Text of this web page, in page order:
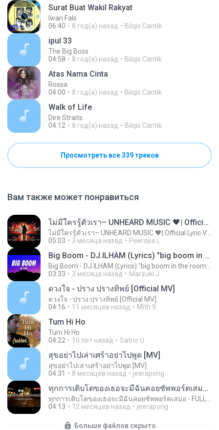
Surat Buat Wakil Rakyat
Iwan Fals
06:40
8 год(а) назад Bilqis Cantik
ipul 33
The Big Boss
04:58
8 год(а) назад Bilqis Cantik
Atas Nama Cinta
Rossa
04:00
8 год(а) назад Bilqis Cantik
Walk of Life
Dire Straits
04:12
8 год(а) назад Bilqis Cantik
Просмотреть все 339 треков
Вам также может понравиться
ไม่มีใครรู้ตัวเรา– UNHEARD MUSIC 🖤| Official Lyric Video | เพลงสู้ชีวิต
05:03
3 месяца назад Peeraya L.
Big Boom - DJ.ILHAM (Lyrics) "big boom in the room i go kaboom"
03:33
3 месяца назад Marzuki J.
ดวงใจ - ปราง ปรางทิพย์ [Official MV]
ดวงใจ - ปราง ปรางทิพย์ [Official MV]
04:16
11 месяцев назад Mith 9.
Tum Hi Ho
Tum Hi Ho
04:22
10 лет назад Satrio U.
สุขอย่าไปเล่าเศร้าอย่าไปพูด [MV]
สุขอย่าไปเล่าเศร้าอย่าไปพูด [MV]
04:31
8 месяцев назад jeerapong
ทุกการเติบโตของเธอจะมีฉันคอยซัพพอร์ตเสมอ - FULL , [เนื้อเพลง]
04:13
12 месяцев назад jeerapong
Больше файлов скрыто